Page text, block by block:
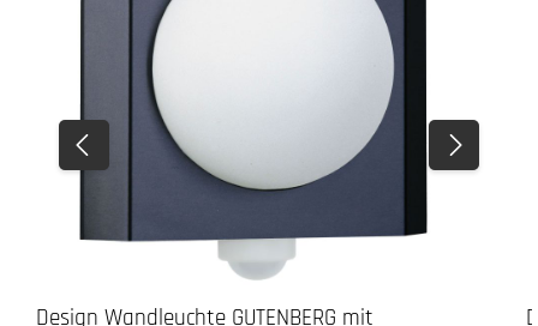
Design Wandleuchte GUTENBERG mit